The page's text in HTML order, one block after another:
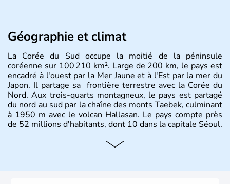
Géographie et climat
La Corée du Sud occupe la moitié de la péninsule
coréenne sur 100 210 km². Large de 200 km, le pays est
encadré à l'ouest par la Mer Jaune et à l'Est par la mer du
Japon. Il partage sa frontière terrestre avec la Corée du
Nord. Aux trois-quarts montagneux, le pays est partagé
du nord au sud par la chaîne des monts Taebek, culminant
à 1950 m avec le volcan Hallasan. Le pays compte près
de 52 millions d'habitants, dont 10 dans la capitale Séoul.
Histoire et administration